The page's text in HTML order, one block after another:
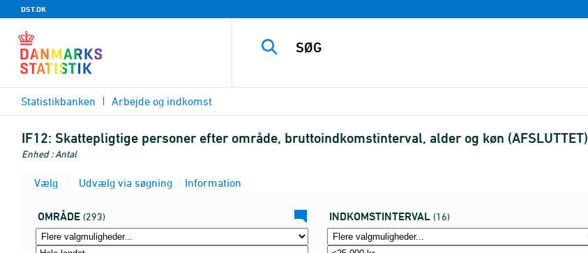
DST.DK
Statistikbanken Arbejde og indkomst
IF12: Skattepligtige personer efter område, bruttoindkomstinterval, alder og køn (AFSLUTTET)
Enhed : Antal
Vælg Udvælg via søgning Information
OMRÅDE (293) INDKOMSTINTERVAL (16)